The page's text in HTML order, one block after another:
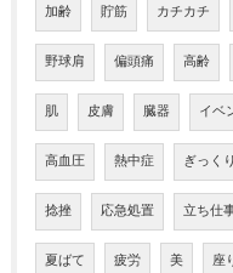
加齢 貯筋 カチカチ
野球肩 偏頭痛 高齢
肌 皮膚 臓器 イベ
高血圧 熱中症 ぎっく
捻挫 応急処置 立ち仕
夏ばて 疲労 美 座